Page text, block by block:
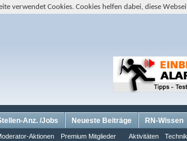
Aktionen Premium Mitglieder Aktivitäten
Anz. /Jobs Neueste Beiträge RN-Wissen
verwendet Cookies. Cookies helfen dabei, diese